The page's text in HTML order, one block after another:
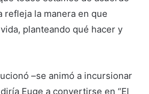
la manera en que
planteando qué hacer y
–se animó a incursionar
Euge a convertirse en “El